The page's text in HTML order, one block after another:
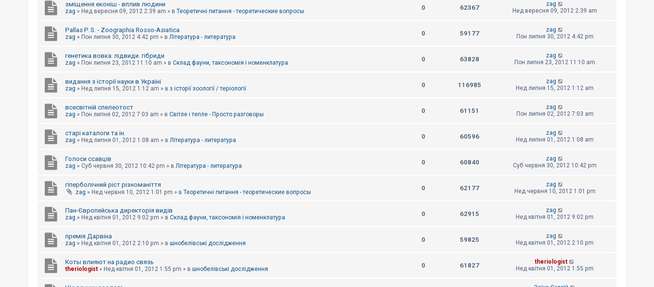
зміщення еконіш - вплив людини
zag » Нед вересня 09, 2012 2:39 am » в Теоретичні питання - теоретические вопросы 0 62367
zag
Нед вересня 09, 2012 2:39 am
Pallas P. S. - Zoographia Rosso-Asiatica
zag » Пон липня 30, 2012 4:42 pm » в Література - литература 0 59177
zag
Пон липня 30, 2012 4:42 pm
генетика вовка. підвиди. гібриди
zag » Пон липня 23, 2012 11:10 am » в Склад фауни, таксономія і номенклатура 0 63828
zag
Пон липня 23, 2012 11:10 am
видання з історії науки в Україні
zag » Нед липня 15, 2012 1:12 am » в з історії зоології / теріології 0 116985
zag
Нед липня 15, 2012 1:12 am
всесвітній спелеотост
zag » Пон липня 02, 2012 7:03 am » в Світле і тепле - Просто разговоры 0 61151
zag
Пон липня 02, 2012 7:03 am
старі каталоги та ін.
zag » Нед липня 01, 2012 1:08 am » в Література - литература 0 60596
zag
Нед липня 01, 2012 1:08 am
Голоси ссавців
zag » Суб червня 30, 2012 10:42 pm » в Література - литература 0 60840
zag
Суб червня 30, 2012 10:42 pm
гіперболічний ріст різноманіття
zag » Нед червня 10, 2012 1:01 pm » в Теоретичні питання - теоретические вопросы
0 62177
zag
Нед червня 10, 2012 1:01 pm
Пан-Європейська директорія видів
zag » Нед квітня 01, 2012 9:02 pm » в Склад фауни, таксономія і номенклатура 0 62915
zag
Нед квітня 01, 2012 9:02 pm
премія Дарвіна
zag » Нед квітня 01, 2012 2:10 pm » в шнобелівські дослідження 0 59825
zag
Нед квітня 01, 2012 2:10 pm
Коты влияют на радио связь
theriologist » Нед квітня 01, 2012 1:55 pm » в шнобелівські дослідження 0 61827
theriologist
Нед квітня 01, 2012 1:55 pm